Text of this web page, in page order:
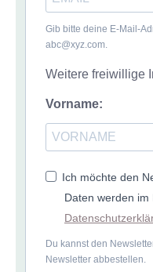
Gib bitte deine E-Mail-
abc@xyz.com.
Weitere freiwillige
Vorname:
Ich möchte den
Daten werden
Du kannst den
Newsletter abbestellen.